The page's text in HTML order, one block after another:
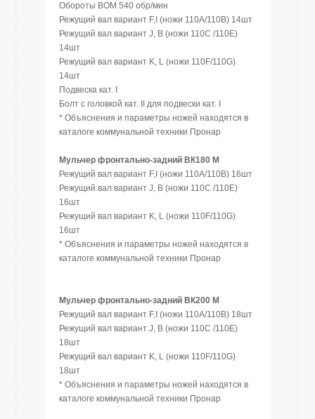
Обороты ВОМ 540 обр/мин
Режущий вал вариант F,I (ножи 110A/110B) 14шт
Режущий вал вариант J, B (ножи 110C /110E)
14шт
Режущий вал вариант K, L (ножи 110F/110G)
14шт
Подвеска кат. I
Болт с головкой кат. II для подвески кат. I
* Объяснения и параметры ножей находятся в
каталоге коммунальной техники Пронар
Мульчер фронтально-задний ВК180 М
Режущий вал вариант F,I (ножи 110A/110B) 16шт
Режущий вал вариант J, B (ножи 110C /110E)
16шт
Режущий вал вариант K, L (ножи 110F/110G)
16шт
* Объяснения и параметры ножей находятся в
каталоге коммунальной техники Пронар
Мульчер фронтально-задний ВК200 М
Режущий вал вариант F,I (ножи 110A/110B) 18шт
Режущий вал вариант J, B (ножи 110C /110E)
18шт
Режущий вал вариант K, L (ножи 110F/110G)
18шт
* Объяснения и параметры ножей находятся в
каталоге коммунальной техники Пронар